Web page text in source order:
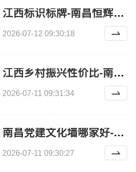
江西标识标牌-南昌恒辉广告
2026-07-12 09:30:18
江西乡村振兴性价比-南昌恒辉广告
2026-07-11 09:31:34
南昌党建文化墙哪家好-南昌恒辉广告
2026-07-11 09:30:27